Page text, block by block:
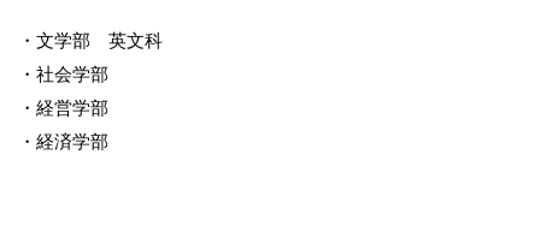
・文学部 英文科
・社会学部
・経営学部
・経済学部